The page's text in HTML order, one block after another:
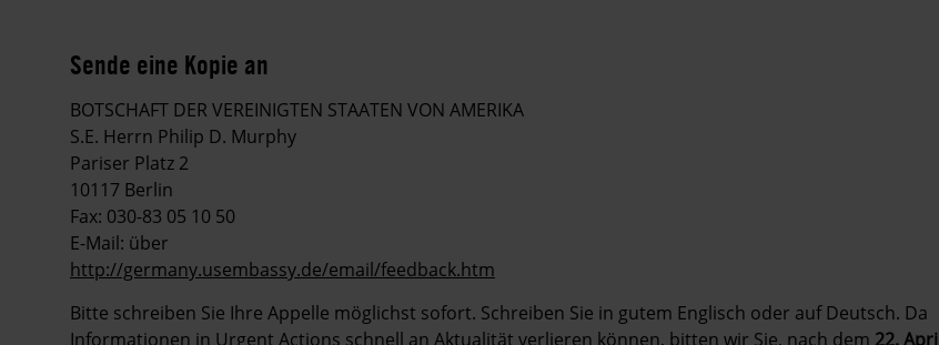
Sende eine Kopie an
BOTSCHAFT DER VEREINIGTEN STAATEN VON AMERIKA
S.E. Herrn Philip D. Murphy
Pariser Platz 2
10117 Berlin
Fax: 030-83 05 10 50
E-Mail: über
http://germany.usembassy.de/email/feedback.htm
Bitte schreiben Sie Ihre Appelle möglichst sofort. Schreiben Sie in gutem Englisch oder auf Deutsch. Da
Informationen in Urgent Actions schnell an Aktualität verlieren können, bitten wir Sie, nach dem 22. April